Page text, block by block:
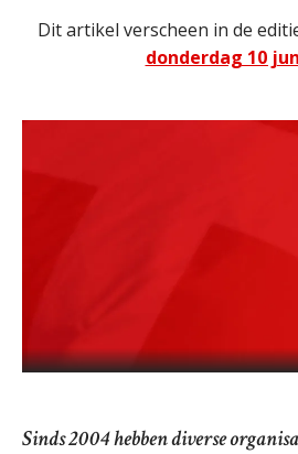
Dit artikel verscheen in de
donderdag 10
Sinds 2004 hebben diverse